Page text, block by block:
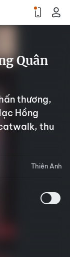
Quân
thương,
Hồng
thu
Thiên Anh